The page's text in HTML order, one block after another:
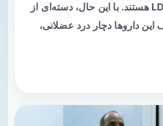
و کنترل کلسترول LDL هستند. با این حال، دسته‌ای از
داروها دچار درد عضلانی،